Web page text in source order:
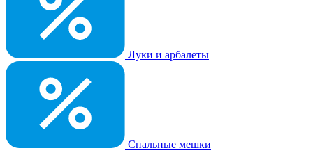
Луки и арбалеты
Спальные мешки